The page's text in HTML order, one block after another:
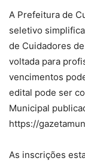
A Prefeitura de
seletivo
de Cuidadores
voltada para
vencimentos
edital pode ser
Municipal
https://
As inscrições